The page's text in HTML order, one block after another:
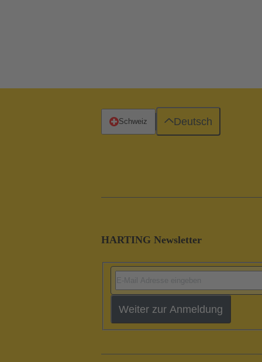
HARTING Newsletter
Weiter zur Anmeldung
Schweiz Deutsch